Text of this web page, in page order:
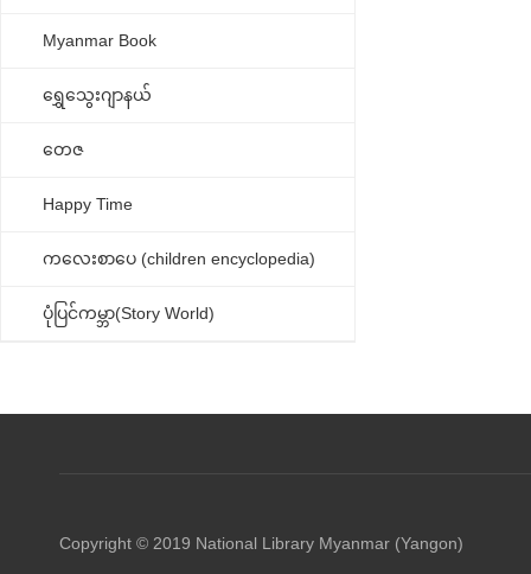
Myanmar Book
ရွှေသွေးဂျာနယ်
တေဇ
Happy Time
ကလေးစာပေ (children encyclopedia)
ပုံပြင်ကမ္ဘာ(Story World)
Copyright © 2019 National Library Myanmar (Yangon)